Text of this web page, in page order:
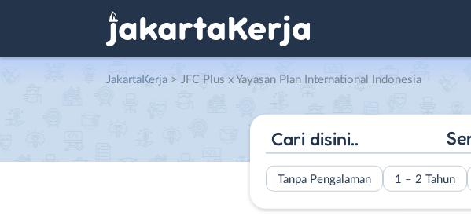
JakartaKerja > JFC Plus x Yayasan Plan International Indonesia
Tanpa Pengalaman 1 – 2 Tahun